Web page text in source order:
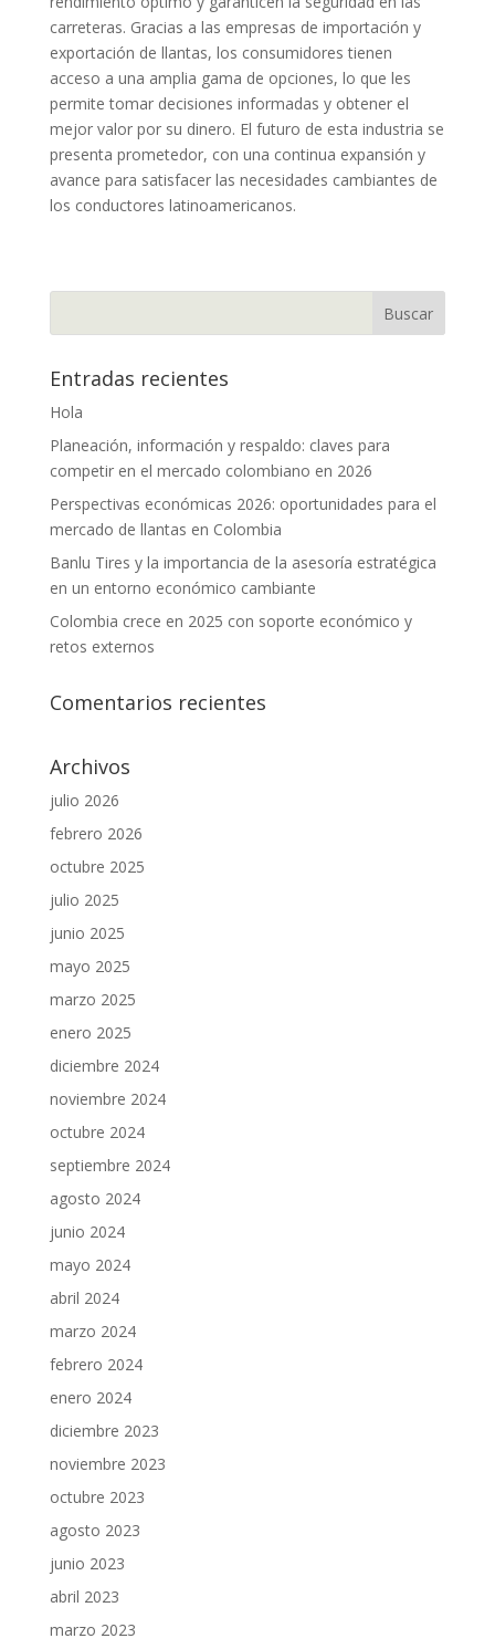
carreteras. Gracias a las empresas de importación y
exportación de llantas, los consumidores tienen
acceso a una amplia gama de opciones, lo que les
permite tomar decisiones informadas y obtener el
mejor valor por su dinero. El futuro de esta industria se
presenta prometedor, con una continua expansión y
avance para satisfacer las necesidades cambiantes de
los conductores latinoamericanos.
Entradas recientes
Hola
Planeación, información y respaldo: claves para
competir en el mercado colombiano en 2026
Perspectivas económicas 2026: oportunidades para el
mercado de llantas en Colombia
Banlu Tires y la importancia de la asesoría estratégica
en un entorno económico cambiante
Colombia crece en 2025 con soporte económico y
retos externos
Comentarios recientes
Archivos
julio 2026
febrero 2026
octubre 2025
julio 2025
junio 2025
mayo 2025
marzo 2025
enero 2025
diciembre 2024
noviembre 2024
octubre 2024
septiembre 2024
agosto 2024
junio 2024
mayo 2024
abril 2024
marzo 2024
febrero 2024
enero 2024
diciembre 2023
noviembre 2023
octubre 2023
agosto 2023
junio 2023
abril 2023
marzo 2023